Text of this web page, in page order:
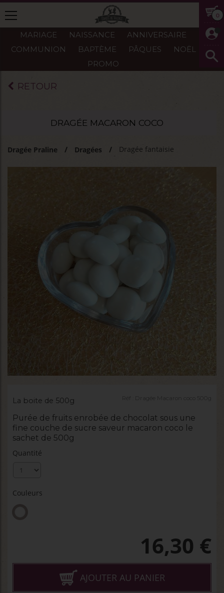
0
MARIAGE NAISSANCE
ANNIVERSAIRE
COMMUNION
BAPTÈME PÂQUES
NOËL
PROMO
RETOUR
DRAGÉE MACARON COCO
Dragée Praline Dragées Dragée fantaisie
La boite de 500g
Purée de fruits enrobée de chocolat sous une
fine couche de sucre saveur macaron coco le
sachet de 500g
Quantité
Couleurs
16,30 €
AJOUTER AU PANIER